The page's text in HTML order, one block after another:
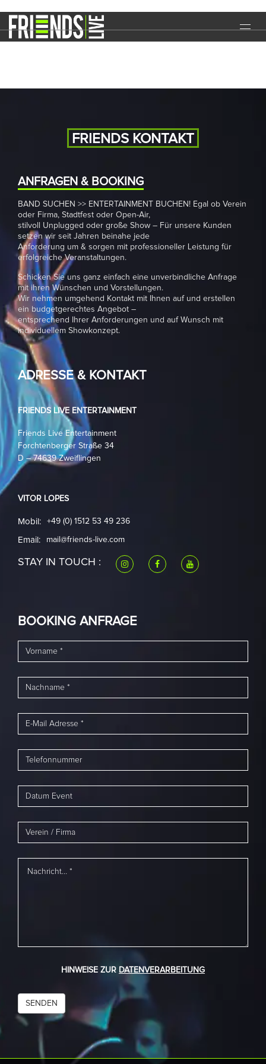
REFERENZEN
DOWNLOADS
KONTAKT
IMPRESSUM
Flugplatz Open Air
FRIENDS KONTAKT
ANFRAGEN & BOOKING
BAND SUCHEN >> ENTERTAINMENT BUCHEN! Egal ob Verein
oder Firma, Stadtfest oder Open-Air,
stilvoll Unplugged oder große Show – Für unsere Kunden
setzen wir seit Jahren beinahe jede
Anforderung um & sorgen mit professioneller Leistung für
erfolgreiche Veranstaltungen.
Schicken Sie uns ganz einfach eine unverbindliche Anfrage
mit ihren Wünschen und Vorstellungen.
Wir nehmen umgehend Kontakt mit Ihnen auf und erstellen
ein budgetgerechtes Angebot –
entsprechend Ihrer Anforderungen und auf Wunsch mit
individuellem Showkonzept.
ADRESSE & KONTAKT
FRIENDS LIVE ENTERTAINMENT
Friends Live Entertainment
Forchtenberger Straße 34
D – 74639 Zweiflingen
VITOR LOPES
Mobil: +49 (0) 1512 53 49 236
Email: mail@friends-live.com
STAY IN TOUCH :
BOOKING ANFRAGE
HINWEISE ZUR DATENVERARBEITUNG